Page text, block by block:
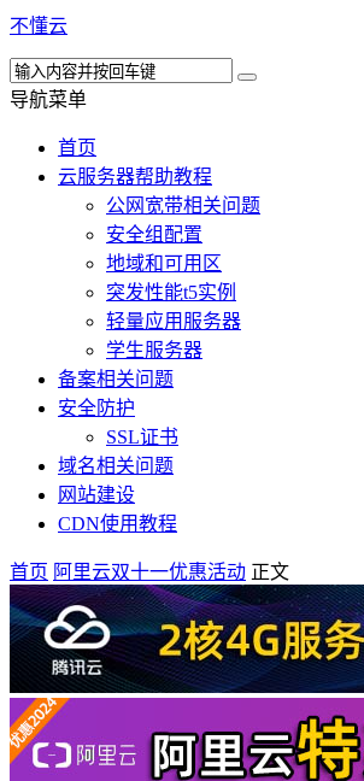
不懂云
导航菜单
首页
云服务器帮助教程
公网宽带相关问题
安全组配置
地域和可用区
突发性能t5实例
轻量应用服务器
学生服务器
备案相关问题
安全防护
SSL证书
域名相关问题
网站建设
CDN使用教程
首页 阿里云双十一优惠活动 正文